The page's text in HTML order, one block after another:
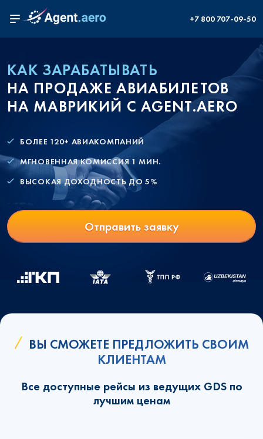
+7 800 707-09-50
КАК ЗАРАБАТЫВАТЬ
НА ПРОДАЖЕ АВИАБИЛЕТОВ
НА МАВРИКИЙ С AGENT.AERO
БОЛЕЕ 120+ АВИАКОМПАНИЙ
МГНОВЕННАЯ КОМИССИЯ 1 МИН.
ВЫСОКАЯ ДОХОДНОСТЬ ДО 5%
Отправить заявку
ВЫ СМОЖЕТЕ ПРЕДЛОЖИТЬ СВОИМ
КЛИЕНТАМ
Все доступные рейсы из ведущих GDS по
лучшим ценам